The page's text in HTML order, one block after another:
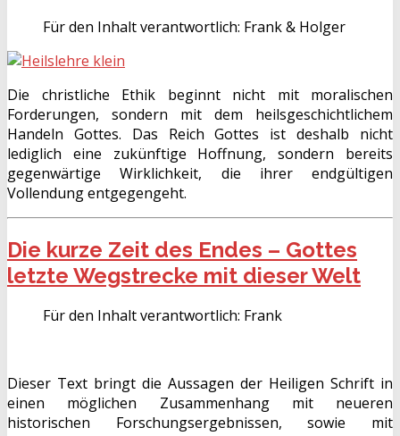
Für den Inhalt verantwortlich: Frank & Holger
Die christliche Ethik beginnt nicht mit moralischen
Forderungen, sondern mit dem heilsgeschichtlichem
Handeln Gottes. Das Reich Gottes ist deshalb nicht
lediglich eine zukünftige Hoffnung, sondern bereits
gegenwärtige Wirklichkeit, die ihrer endgültigen
Vollendung entgegengeht.
Die kurze Zeit des Endes – Gottes
letzte Wegstrecke mit dieser Welt
Für den Inhalt verantwortlich: Frank
Dieser Text bringt die Aussagen der Heiligen Schrift in
einen möglichen Zusammenhang mit neueren
historischen Forschungsergebnissen, sowie mit